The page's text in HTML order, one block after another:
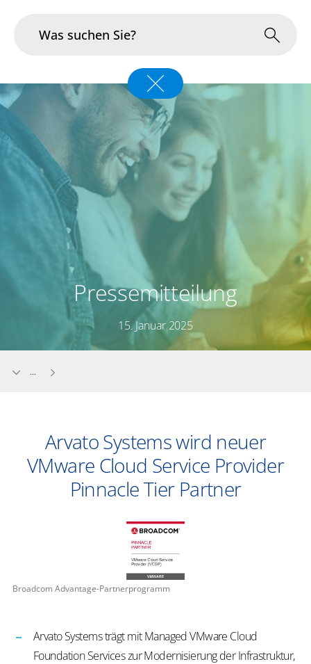
Branchen
Im Fokus
Portfolio
Infrastruktur & Betrieb
Pressemitteilung
15. Januar 2025
...
Arvato Systems wird neuer
VMware Cloud Service Provider
Pinnacle Tier Partner
Broadcom Advantage-Partnerprogramm
Arvato Systems trägt mit Managed VMware Cloud
Foundation Services zur Modernisierung der Infrastruktur,